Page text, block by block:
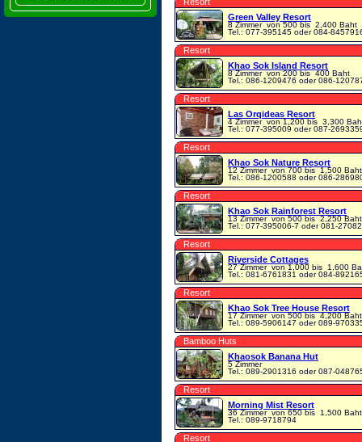
Green Valley Resort
8 Zimmervon 500 bis 2,400 Baht
Tel.: 077-395145 oder 084-
Resort
Khao Sok Island Resort
8 Zimmervon 200 bis 400 Baht
Tel.: 086-1209476 oder 086-
Resort
Las Orqideas Resort
4 Zimmervon 1,200 bis 3,300
Tel.: 077-395009 oder 087-
Resort
Khao Sok Nature Resort
12 Zimmervon 700 bis 1,500 Baht
Tel.: 086-1200588 oder 086-
Resort
Khao Sok Rainforest Resort
13 Zimmervon 500 bis 2,250 Baht
Tel.: 077-395006-7 oder 081-
Resort
Riverside Cottages
27 Zimmervon 1,000 bis 1,600
Tel.: 081-6761831 oder 084-
Resort
Khao Sok Tree House Resort
17 Zimmervon 500 bis 4,200 Baht
Tel.: 089-5906147 oder 089-
Bamboo Huts
Khaosok Banana Hut
5 Zimmer
Tel.: 089-2901316 oder 087-
Resort
Morning Mist Resort
36 Zimmervon 650 bis 1,500 Baht
Tel.: 089-9718794
Resort